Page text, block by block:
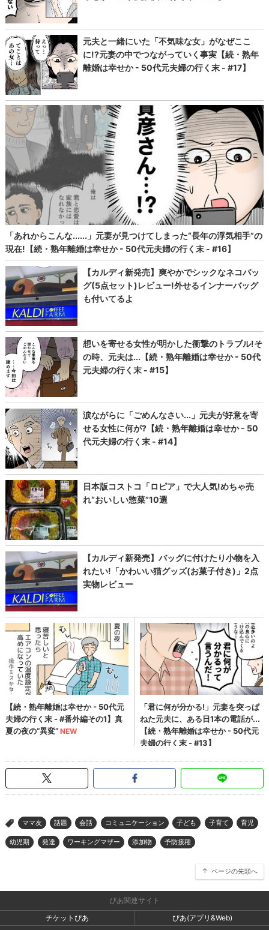
> ママ友 話題 会話 コミュニケーション 子ども 子育て 育児
幼児期 発達 ワーキングマザー 添加物 予防接種
ページの先頭へ
ぴあ関連サイト
チケットぴあ
ぴあ(アプリ&Web)